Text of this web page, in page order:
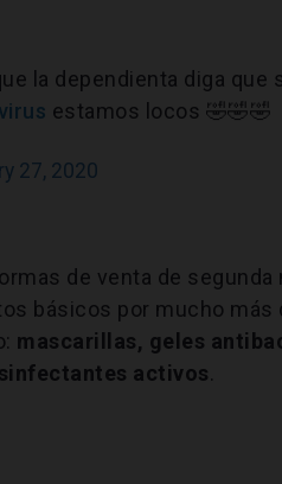
la dependienta diga que
estamos locos 🤣🤣🤣
27, 2020
de venta de
básicos por mucho más
mascarillas, geles
activos.